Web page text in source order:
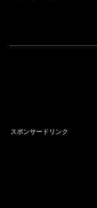
スポンサードリンク